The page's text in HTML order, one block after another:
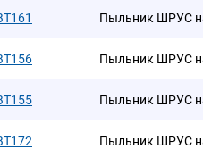
Пыльник ШРУС
Пыльник ШРУС
Пыльник ШРУС
Пыльник ШРУС